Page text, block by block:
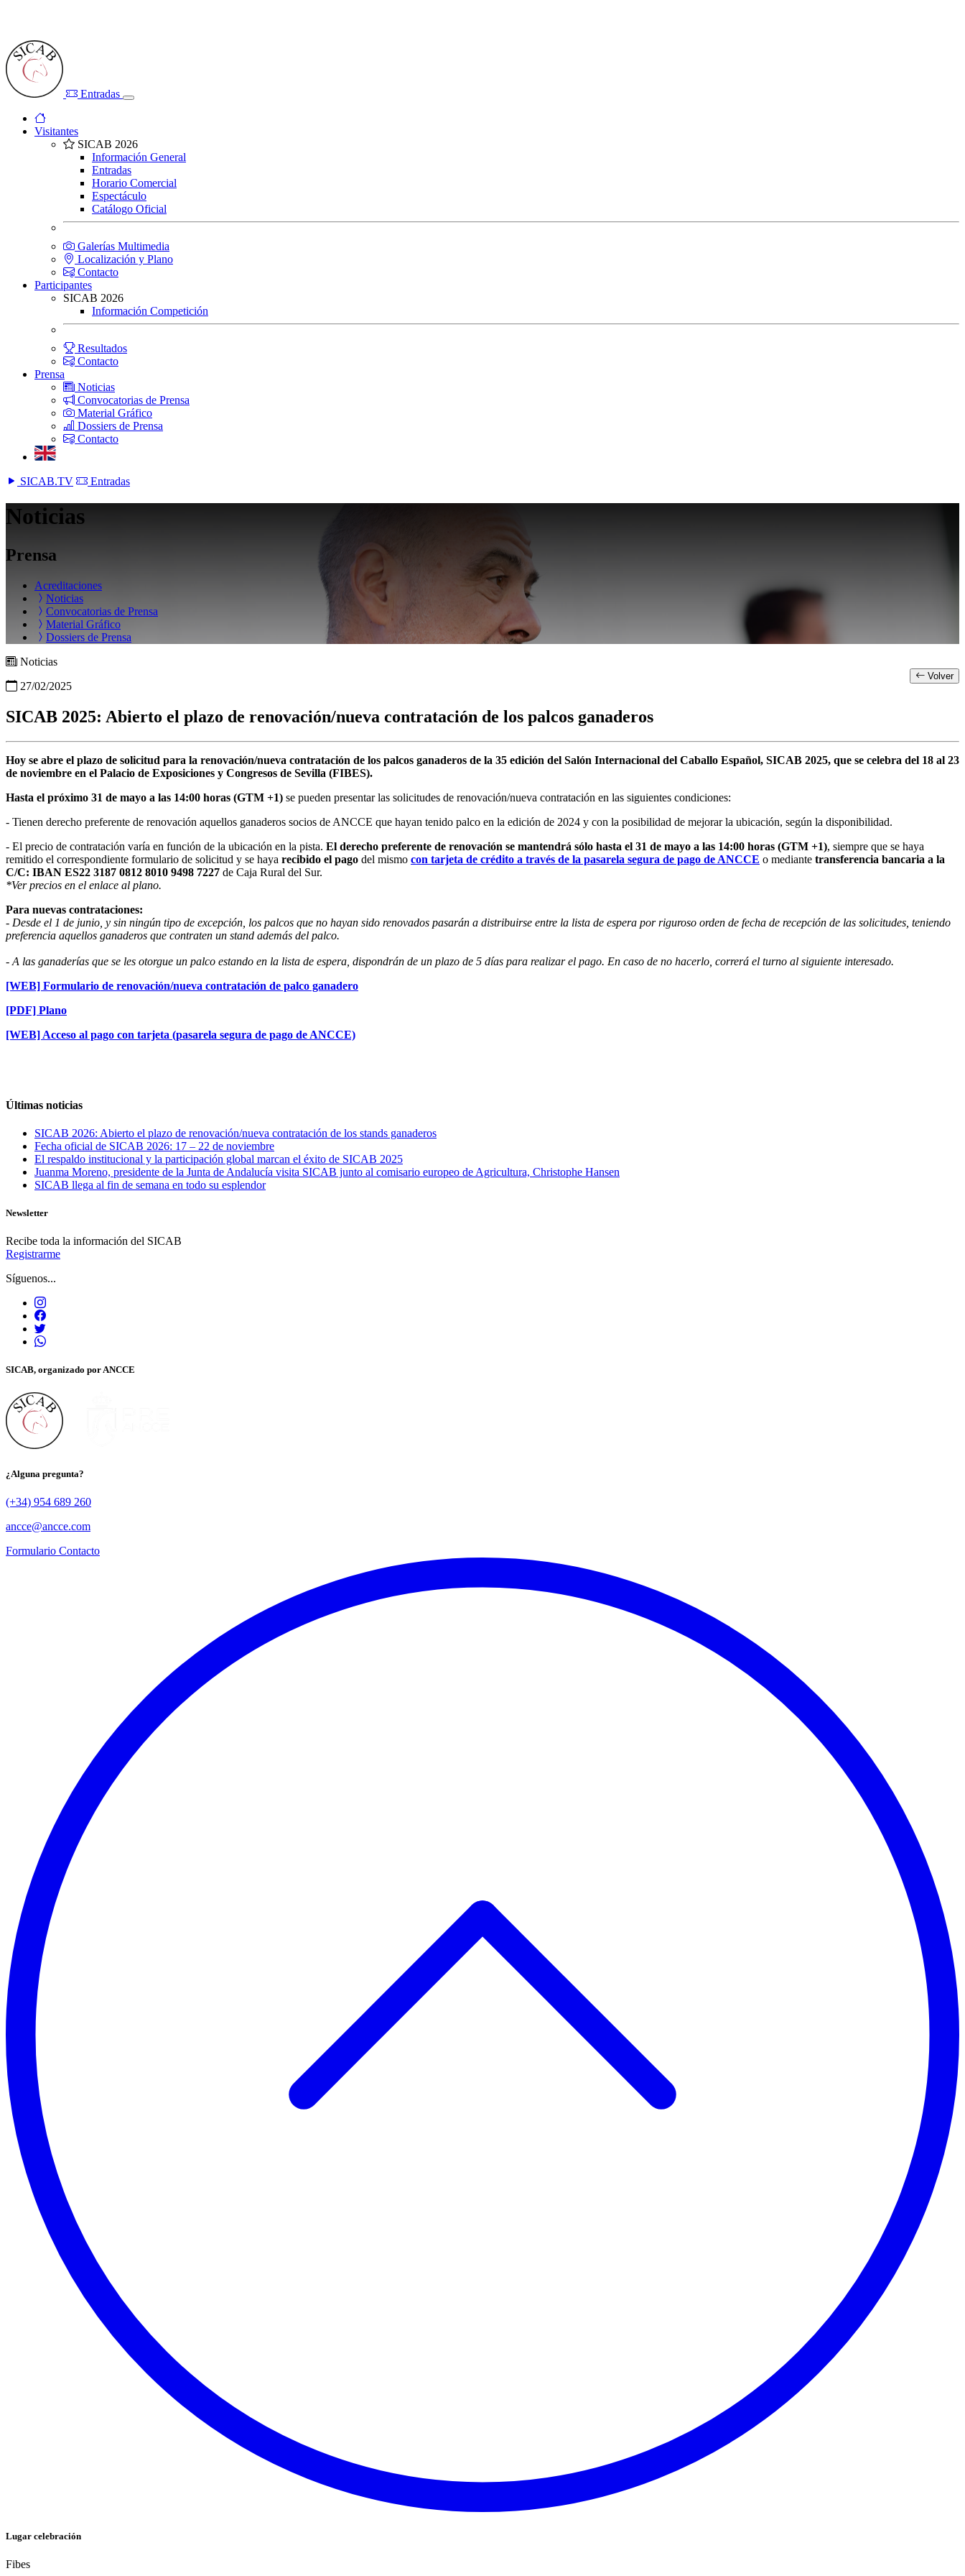
Entradas
Visitantes
SICAB 2026
Información General
Entradas
Horario Comercial
Espectáculo
Catálogo Oficial
Galerías Multimedia
Localización y Plano
Contacto
Participantes
SICAB 2026
Información Competición
Resultados
Contacto
Prensa
Noticias
Convocatorias de Prensa
Material Gráfico
Dossiers de Prensa
Contacto
SICAB.TV Entradas
Noticias
Prensa
Acreditaciones
Noticias
Convocatorias de Prensa
Material Gráfico
Dossiers de Prensa
Noticias
Volver
27/02/2025
SICAB 2025: Abierto el plazo de renovación/nueva contratación de los palcos ganaderos
Hoy se abre el plazo de solicitud para la renovación/nueva contratación de los palcos ganaderos de la 35 edición del Salón Internacional del Caballo Español, SICAB 2025, que se celebra del 18 al 23
de noviembre en el Palacio de Exposiciones y Congresos de Sevilla (FIBES).
Hasta el próximo 31 de mayo a las 14:00 horas (GTM +1) se pueden presentar las solicitudes de renovación/nueva contratación en las siguientes condiciones:
- Tienen derecho preferente de renovación aquellos ganaderos socios de ANCCE que hayan tenido palco en la edición de 2024 y con la posibilidad de mejorar la ubicación, según la disponibilidad.
- El precio de contratación varía en función de la ubicación en la pista. El derecho preferente de renovación se mantendrá sólo hasta el 31 de mayo a las 14:00 horas (GTM +1), siempre que se haya
remitido el correspondiente formulario de solicitud y se haya recibido el pago del mismo con tarjeta de crédito a través de la pasarela segura de pago de ANCCE o mediante transferencia bancaria a la
C/C: IBAN ES22 3187 0812 8010 9498 7227 de Caja Rural del Sur.
*Ver precios en el enlace al plano.
Para nuevas contrataciones:
- Desde el 1 de junio, y sin ningún tipo de excepción, los palcos que no hayan sido renovados pasarán a distribuirse entre la lista de espera por riguroso orden de fecha de recepción de las solicitudes, teniendo
preferencia aquellos ganaderos que contraten un stand además del palco.
- A las ganaderías que se les otorgue un palco estando en la lista de espera, dispondrán de un plazo de 5 días para realizar el pago. En caso de no hacerlo, correrá el turno al siguiente interesado.
[WEB] Formulario de renovación/nueva contratación de palco ganadero
[PDF] Plano
[WEB] Acceso al pago con tarjeta (pasarela segura de pago de ANCCE)
Últimas noticias
SICAB 2026: Abierto el plazo de renovación/nueva contratación de los stands ganaderos
Fecha oficial de SICAB 2026: 17 – 22 de noviembre
El respaldo institucional y la participación global marcan el éxito de SICAB 2025
Juanma Moreno, presidente de la Junta de Andalucía visita SICAB junto al comisario europeo de Agricultura, Christophe Hansen
SICAB llega al fin de semana en todo su esplendor
Newsletter
Recibe toda la información del SICAB
Registrarme
Síguenos...
SICAB, organizado por ANCCE
¿Alguna pregunta?
(+34) 954 689 260
ancce@ancce.com
Formulario Contacto
Lugar celebración
Fibes